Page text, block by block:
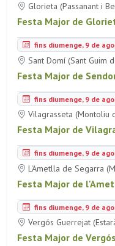
Glorieta (Passanant i
Festa Major de
fins diumenge, 9 de
Sant Domí (Sant Guim
Festa Major de
fins diumenge, 9 de
Vilagrasseta (Montoliu
Festa Major de
fins diumenge, 9 de
L'Ametlla de Segarra
Festa Major de
fins diumenge, 9 de
Vergós Guerrejat
Festa Major de